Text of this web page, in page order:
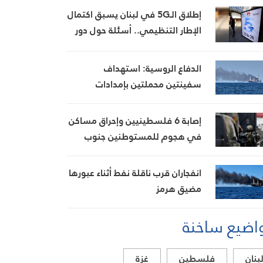
إطلاق الـ5G في لبنان يسبق اكتمال
الإطار التنظيمي.. أسئلة حول دور
الدفاع الروسية: استهداف
سفينتين محملتين بإمدادات
أوديساإصابة 6 فلسطينيين وإحراق مساكن
في هجوم للمستوطنين جنوب
انفجاران قرب ناقلة نفط أثناء عبورها
مضيق هرمز
ساخنة
لبنان فلسطين غزة